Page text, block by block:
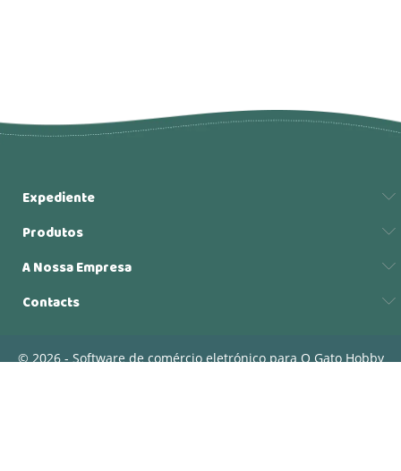
Expediente
Produtos
A Nossa Empresa
Contacts
© 2026 - Software de comércio eletrónico para O Gato Hobby